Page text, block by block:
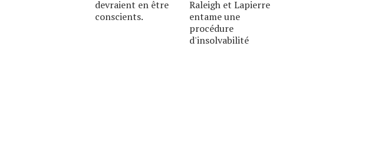
devraient en être
conscients.
Raleigh et Lapierre
entame une
procédure
d'insolvabilité